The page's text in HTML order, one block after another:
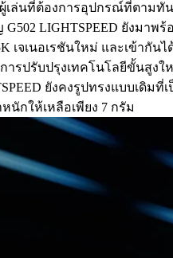
เล่นที่ต้องการอุปกรณ์ที่ตามทั
LIGHTSPEED ยังมาพร้
เจเนอเรชันใหม่ และเข้ากันไ
การปรับปรุงเทคโนโลยีขั้นสูง
ยังคงรูปทรงแบบเดิม
นักให้เหลือเพียง 7 กรัม